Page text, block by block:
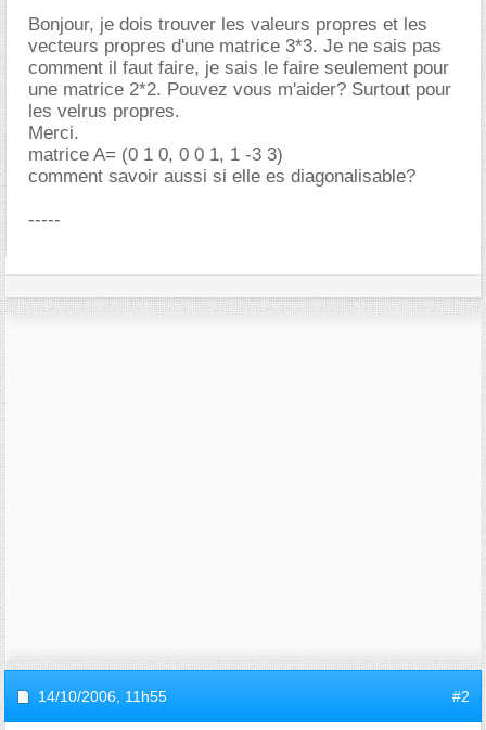
Bonjour, je dois trouver les valeurs propres et les
vecteurs propres d'une matrice 3*3. Je ne sais pas
comment il faut faire, je sais le faire seulement pour
une matrice 2*2. Pouvez vous m'aider? Surtout pour
les velrus propres.
Merci.
matrice A= (0 1 0, 0 0 1, 1 -3 3)
comment savoir aussi si elle es diagonalisable?
-----
14/10/2006, 11h55 #2